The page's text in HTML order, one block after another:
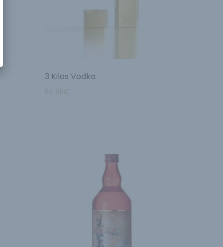
3 Kilos Vodka
54.95€